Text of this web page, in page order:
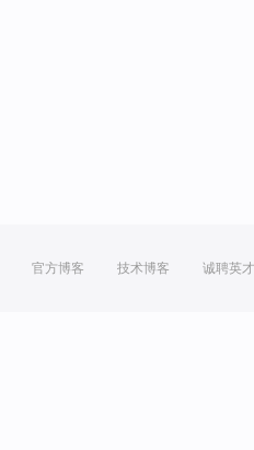
官方博客 技术博客 诚聘英才